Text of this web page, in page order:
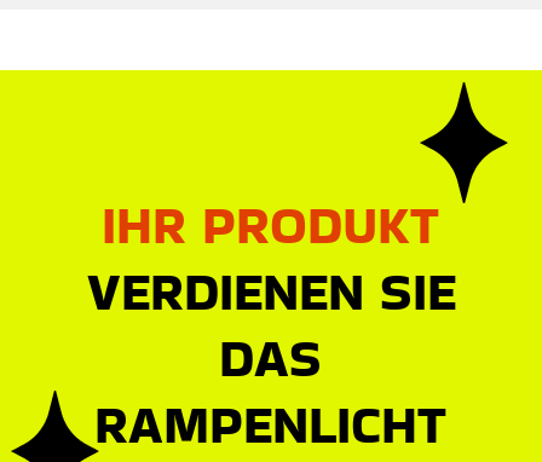
IHR PRODUKT
VERDIENEN SIE
DAS
RAMPENLICHT